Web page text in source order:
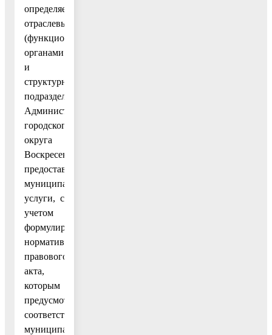
определяется
отраслевыми
(функциональными)
органами
и
структурными
подразделениями
Администрации
городского
округа
Воскресенск,
предоставляющими
муниципальные
услуги, с
учетом
формулировки
нормативного
правового
акта,
которым
предусмотрена
соответствующая
муниципальная